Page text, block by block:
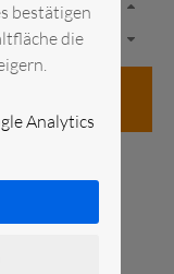
bestätigen
die
Analytics